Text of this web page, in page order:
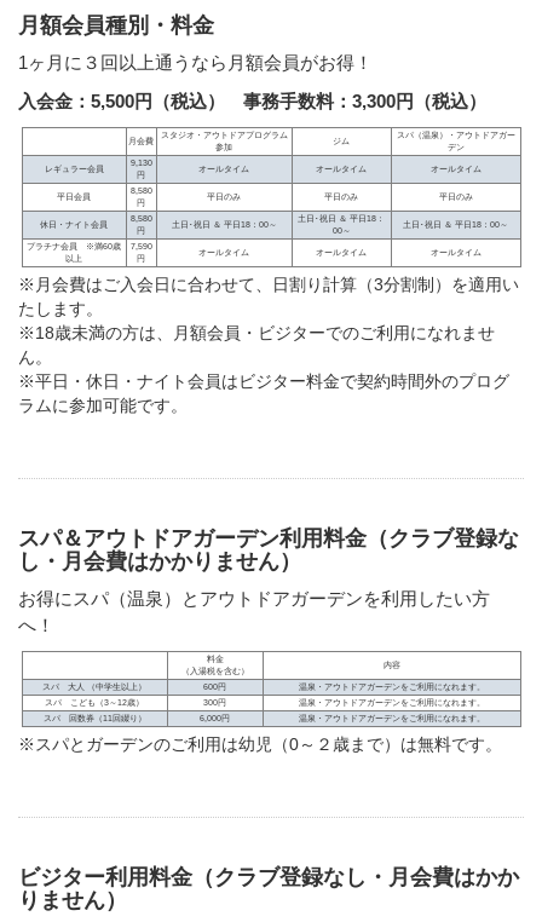
月額会員種別・料金
1ヶ月に３回以上通うなら月額会員がお得！
入会金：5,500円（税込） 事務手数料：3,300円（税込）
月会費
スタジオ・アウトドアプログラム
参加
ジム
スパ（温泉）・アウトドアガー
デン
レギュラー会員
9,130
円
オールタイム オールタイム オールタイム
平日会員
8,580
円
平日のみ 平日のみ 平日のみ
休日・ナイト会員
8,580
円
土日･祝日 ＆ 平日18：00～
土日･祝日 ＆ 平日18：
00～
土日･祝日 ＆ 平日18：00～
プラチナ会員 ※満60歳
以上
7,590
円
オールタイム オールタイム オールタイム
※月会費はご入会日に合わせて、日割り計算（3分割制）を適用い
たします。
※18歳未満の方は、月額会員・ビジターでのご利用になれませ
ん。
※平日・休日・ナイト会員はビジター料金で契約時間外のプログ
ラムに参加可能です。
スパ＆アウトドアガーデン利用料金（クラブ登録な
し・月会費はかかりません）
お得にスパ（温泉）とアウトドアガーデンを利用したい方
へ！
料金
（入湯税を含む）
内容
スパ 大人 （中学生以上） 600円
温泉・アウトドアガーデンをご利用になれます。
スパ こども（3～12歳）
300円
温泉・アウトドアガーデンをご利用になれます。
スパ 回数券（11回綴り）
6,000円 温泉・アウトドアガーデンをご利用になれます。
※スパとガーデンのご利用は幼児（0～２歳まで）は無料です。
ビジター利用料金（クラブ登録なし・月会費はかか
りません）